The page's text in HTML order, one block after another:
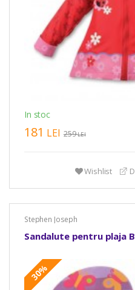
In stoc
181 LEI 259LEI
Wishlist
Stephen Joseph
Sandalute pentru plaja
30%